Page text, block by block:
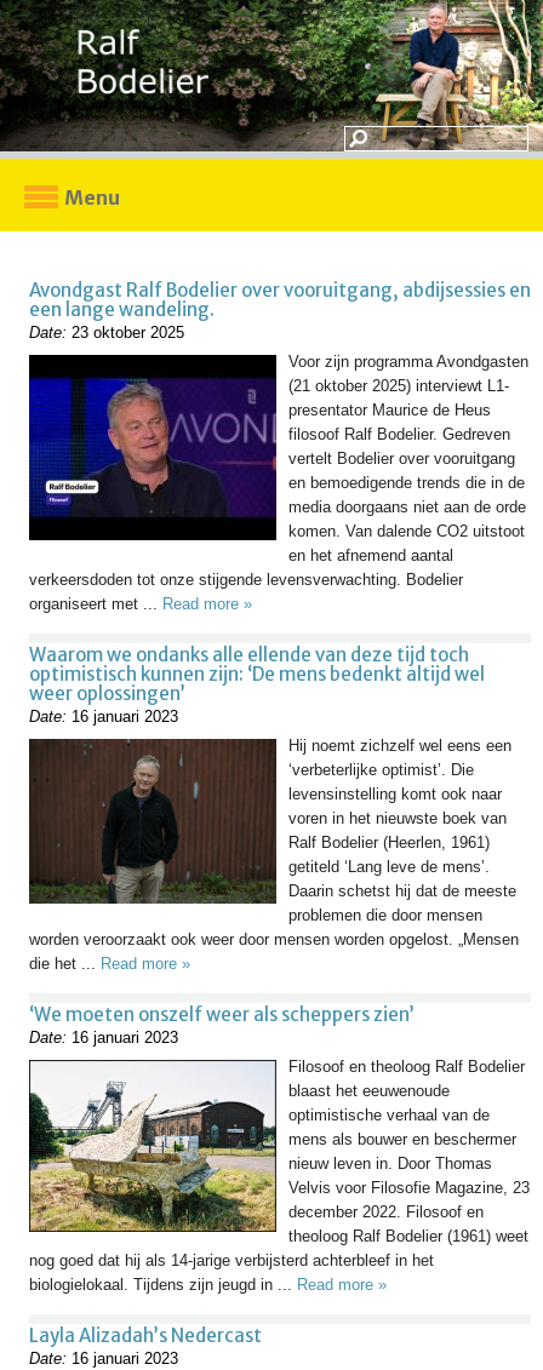
Menu
Avondgast Ralf Bodelier over vooruitgang, abdijsessies en
een lange wandeling.
Date: 23 oktober 2025
Voor zijn programma Avondgasten
(21 oktober 2025) interviewt L1-
presentator Maurice de Heus
filosoof Ralf Bodelier. Gedreven
vertelt Bodelier over vooruitgang
en bemoedigende trends die in de
media doorgaans niet aan de orde
komen. Van dalende CO2 uitstoot
en het afnemend aantal
verkeersdoden tot onze stijgende levensverwachting. Bodelier
organiseert met ... Read more »
Waarom we ondanks alle ellende van deze tijd toch
optimistisch kunnen zijn: ‘De mens bedenkt altijd wel
weer oplossingen’
Date: 16 januari 2023
Hij noemt zichzelf wel eens een
‘verbeterlijke optimist’. Die
levensinstelling komt ook naar
voren in het nieuwste boek van
Ralf Bodelier (Heerlen, 1961)
getiteld ‘Lang leve de mens’.
Daarin schetst hij dat de meeste
problemen die door mensen
worden veroorzaakt ook weer door mensen worden opgelost. „Mensen
die het ... Read more »
‘We moeten onszelf weer als scheppers zien’
Date: 16 januari 2023
Filosoof en theoloog Ralf Bodelier
blaast het eeuwenoude
optimistische verhaal van de
mens als bouwer en beschermer
nieuw leven in. Door Thomas
Velvis voor Filosofie Magazine, 23
december 2022. Filosoof en
theoloog Ralf Bodelier (1961) weet
nog goed dat hij als 14-jarige verbijsterd achterbleef in het
biologielokaal. Tijdens zijn jeugd in ... Read more »
Layla Alizadah’s Nedercast
Date: 16 januari 2023